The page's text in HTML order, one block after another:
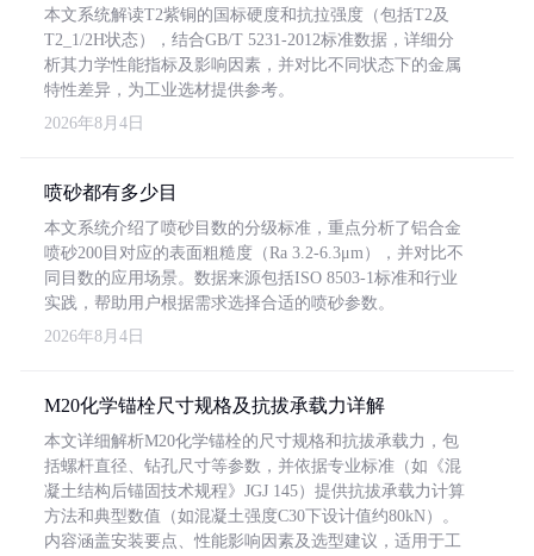
本文系统解读T2紫铜的国标硬度和抗拉强度（包括T2及
T2_1/2H状态），结合GB/T 5231-2012标准数据，详细分
析其力学性能指标及影响因素，并对比不同状态下的金属
特性差异，为工业选材提供参考。
2026年8月4日
喷砂都有多少目
本文系统介绍了喷砂目数的分级标准，重点分析了铝合金
喷砂200目对应的表面粗糙度（Ra 3.2-6.3μm），并对比不
同目数的应用场景。数据来源包括ISO 8503-1标准和行业
实践，帮助用户根据需求选择合适的喷砂参数。
2026年8月4日
M20化学锚栓尺寸规格及抗拔承载力详解
本文详细解析M20化学锚栓的尺寸规格和抗拔承载力，包
括螺杆直径、钻孔尺寸等参数，并依据专业标准（如《混
凝土结构后锚固技术规程》JGJ 145）提供抗拔承载力计算
方法和典型数值（如混凝土强度C30下设计值约80kN）。
内容涵盖安装要点、性能影响因素及选型建议，适用于工